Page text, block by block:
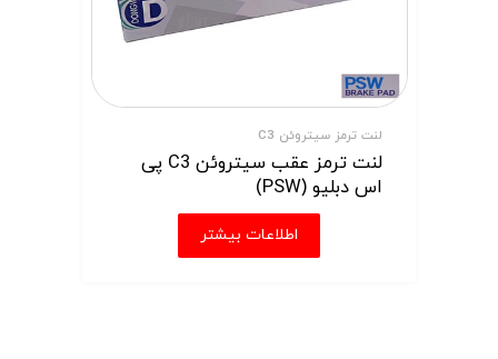
لنت ترمز سیتروئن C3
لنت ترمز عقب سیتروئن C3 پی
اس دبلیو (PSW)
اطلاعات بیشتر